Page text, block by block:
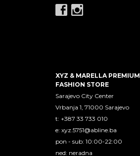
XYZ & MARELLA PREMIUM
FASHION STORE
Sarajevo City Center
Vrbanja 1, 71000 Sarajevo
t: +387 33 733 010
e: xyz.5751@abline.ba
pon - sub: 10:00-22:00
ned: neradna